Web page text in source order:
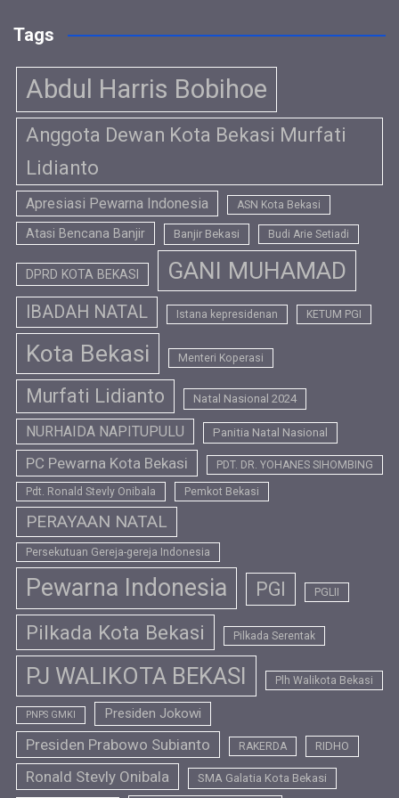
Tags
Abdul Harris Bobihoe
Anggota Dewan Kota Bekasi Murfati
Lidianto
Apresiasi Pewarna Indonesia ASN Kota Bekasi
Atasi Bencana Banjir Banjir Bekasi Budi Arie Setiadi
DPRD KOTA BEKASI GANI MUHAMAD
IBADAH NATAL Istana kepresidenan KETUM PGI
Kota Bekasi Menteri Koperasi
Murfati Lidianto Natal Nasional 2024
NURHAIDA NAPITUPULU Panitia Natal Nasional
PC Pewarna Kota Bekasi PDT. DR. YOHANES SIHOMBING
Pdt. Ronald Stevly Onibala Pemkot Bekasi
PERAYAAN NATAL
Persekutuan Gereja-gereja Indonesia
Pewarna Indonesia PGI PGLII
Pilkada Kota Bekasi Pilkada Serentak
PJ WALIKOTA BEKASI Plh Walikota Bekasi
PNPS GMKI Presiden Jokowi
Presiden Prabowo Subianto RAKERDA RIDHO
Ronald Stevly Onibala SMA Galatia Kota Bekasi